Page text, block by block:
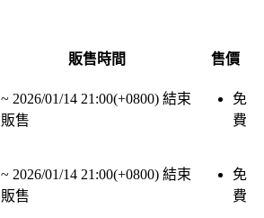
販售時間 售價
~ 2026/01/14 21:00(+0800) 結束
販售
免
費
~ 2026/01/14 21:00(+0800) 結束
販售
免
費